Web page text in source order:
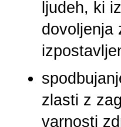
ljudeh, ki
dovoljenja
zlasti z
varnosti